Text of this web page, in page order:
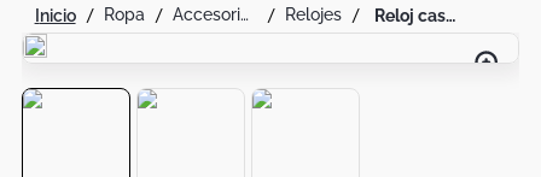
ropa accesorios de moda relojes reloj casio para mujer acero original ltp-1165a-4cdf
Decoracion